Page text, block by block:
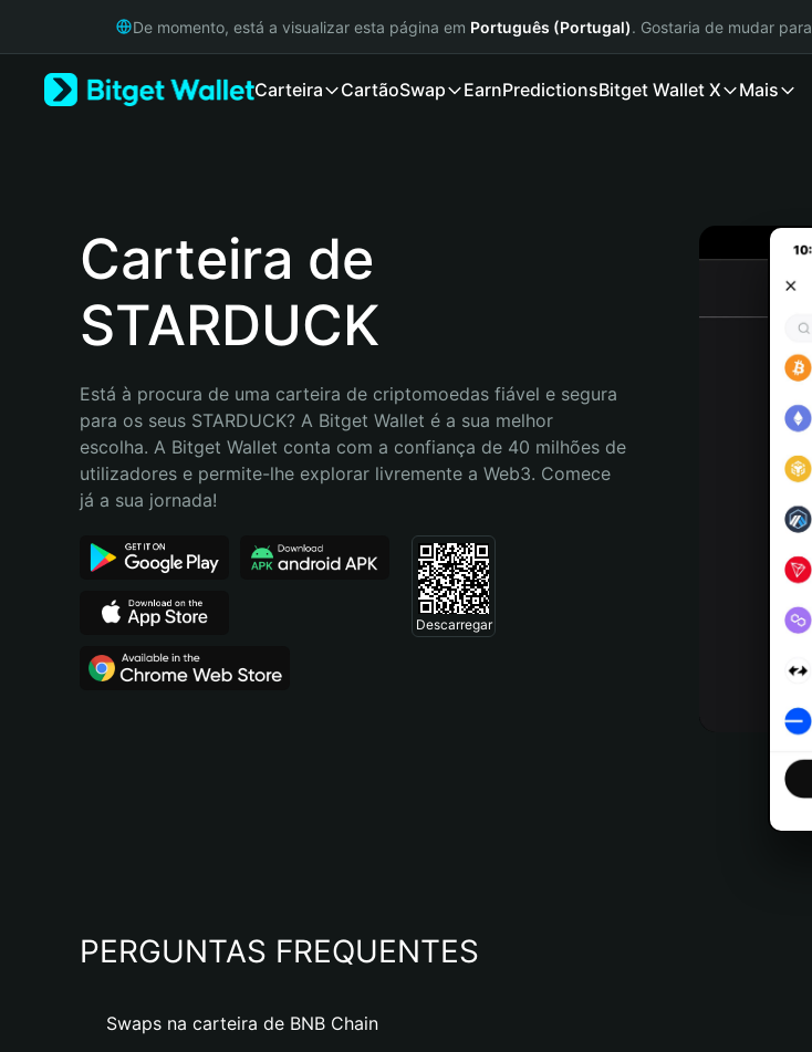
Русский
Português (Portugal)
Bahasa Indonesia
Português (Brasil)
Español (Argentina)
De momento, está a visualizar esta página em Português (Portugal). Gostaria de mudar para
Carteira CartãoSwap EarnPredictionsBitget Wallet X Mais
Carteira de
STARDUCK
Está à procura de uma carteira de criptomoedas fiável e segura
para os seus STARDUCK? A Bitget Wallet é a sua melhor
escolha. A Bitget Wallet conta com a confiança de 40 milhões de
utilizadores e permite-lhe explorar livremente a Web3. Comece
já a sua jornada!
Descarregar
PERGUNTAS FREQUENTES
Swaps na carteira de BNB Chain